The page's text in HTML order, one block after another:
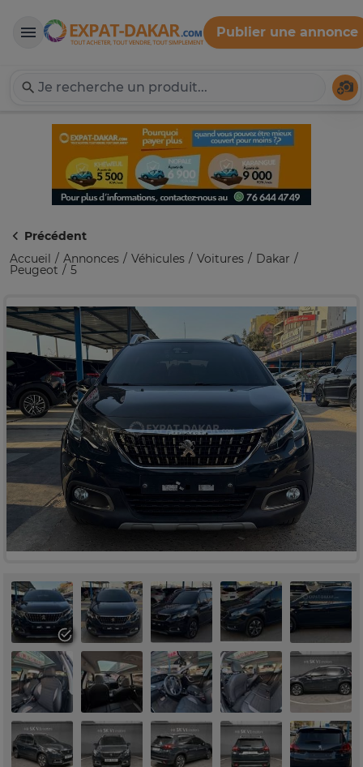
Expat-Dakar
Publier une annonce
Précédent
Accueil
Annonces Véhicules Voitures Dakar
Peugeot 5